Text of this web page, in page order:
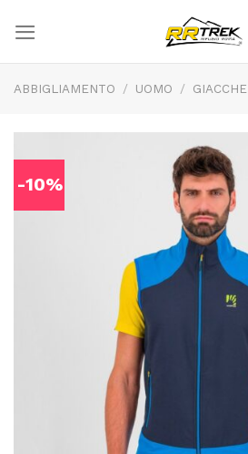
content
ABBIGLIAMENTO / UOMO / GIACCHE
-10%